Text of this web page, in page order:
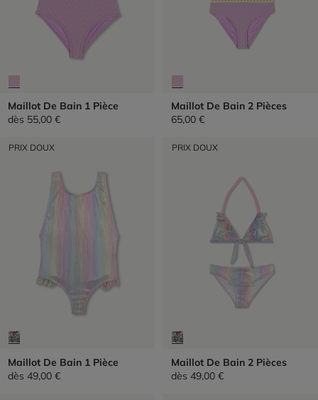
Maillot De Bain 1 Pièce
dès 55,00 €
Maillot De Bain 2 Pièces
65,00 €
PRIX DOUX
Maillot De Bain 1 Pièce
dès 49,00 €
PRIX DOUX
Maillot De Bain 2 Pièces
dès 49,00 €